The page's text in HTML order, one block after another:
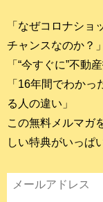
「なぜコロナシ
チャンスなのか？」
「“今すぐに”不動
「16年間でわか
る人の違い」
この無料メルマガ
しい特典がいっぱ